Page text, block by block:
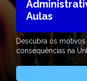
Aulas
Descubra os
consequências na